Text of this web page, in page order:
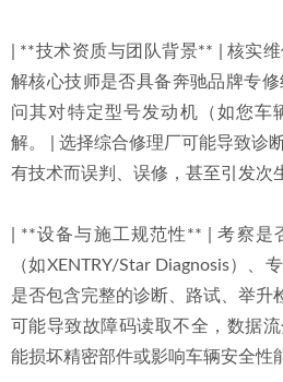
| **技术资质与团队背景** | 核实
解核心技师是否具备奔驰品牌专
问其对特定型号发动机（如您车
解。 | 选择综合修理厂可能导致诊
有技术而误判、误修，甚至引发次
| **设备与施工规范性** | 考察是
（如XENTRY/Star Diagnosis）、
是否包含完整的诊断、路试、举升
可能导致故障码读取不全，数据
能损坏精密部件或影响车辆安全性